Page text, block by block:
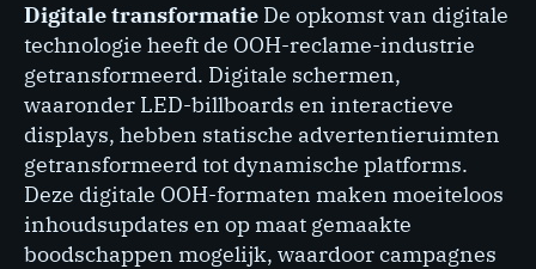
Digitale transformatie De opkomst van digitale
technologie heeft de OOH-reclame-industrie
getransformeerd. Digitale schermen,
waaronder LED-billboards en interactieve
displays, hebben statische advertentieruimten
getransformeerd tot dynamische platforms.
Deze digitale OOH-formaten maken moeiteloos
inhoudsupdates en op maat gemaakte
boodschappen mogelijk, waardoor campagnes